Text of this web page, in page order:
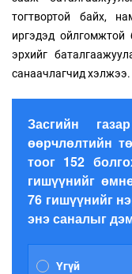
тогтвортой байх,
иргэдэд ойлгомжтой
эрхийг
санаачлагчид хэлжээ.
Засгийн
өөрчлөлтийн
тоог 152
гишүүнийг
76 гишүүнийг
энэ саналыг
Үгүй